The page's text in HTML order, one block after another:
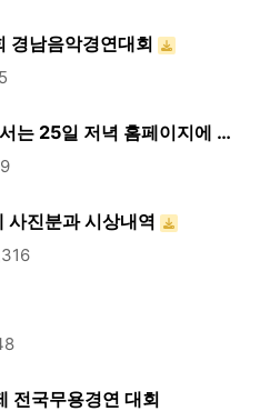
경남음악경연대회
는 25일 저녁 홈페이지에 …
진분과 시상내역
전국무용경연 대회